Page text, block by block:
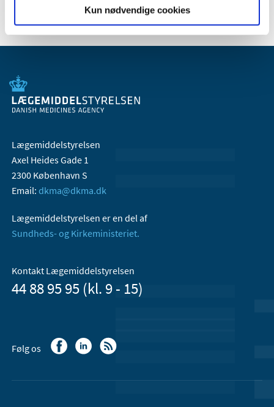
Kun nødvendige cookies
Lægemiddelstyrelsen
Axel Heides Gade 1
2300 København S
Email: dkma@dkma.dk
Lægemiddelstyrelsen er en del af
Sundheds- og Kirkeministeriet.
Kontakt Lægemiddelstyrelsen
44 88 95 95 (kl. 9 - 15)
Følg os